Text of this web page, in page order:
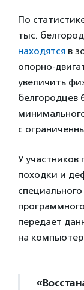
По
тыс.
находятся в
опорно-
увеличить
белгородцев
с
У участников
походки и
передает
на